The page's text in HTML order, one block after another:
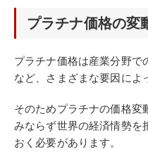
プラチナ価格の変
プラチナ価格は産業分野で
など、さまざまな要因によ
そのためプラチナの価格変
みならず世界の経済情勢を
おく必要があります。